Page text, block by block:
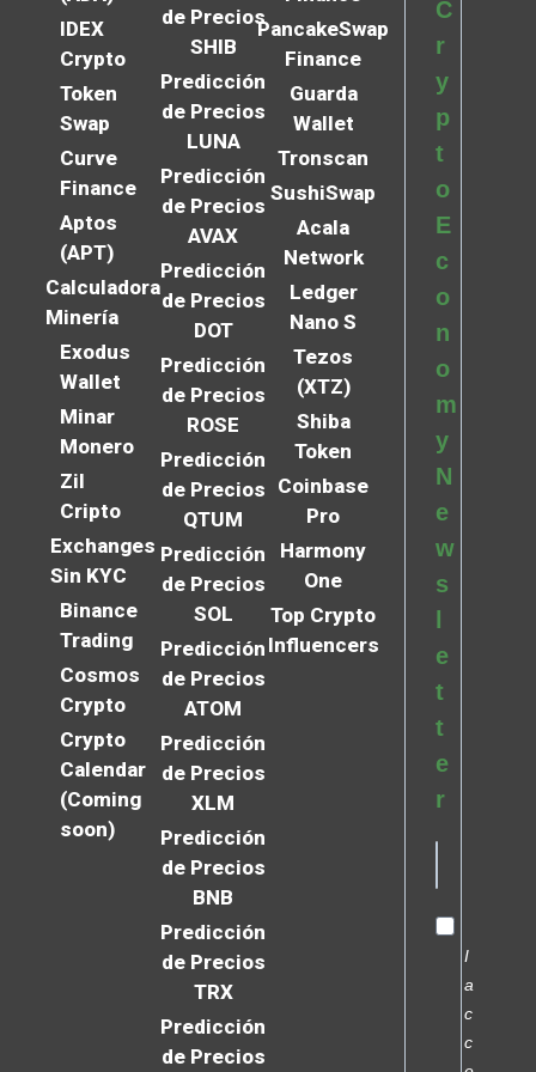
IDEX
Crypto
Token
Swap
Curve
Finance
Aptos
(APT)
Calculadora
Minería
Exodus
Wallet
Minar
Monero
Zil
Cripto
Exchanges
Sin KYC
Binance
Trading
Cosmos
Crypto
Crypto
Calendar
(Coming
soon)
de Precios
SHIB
Predicción
de Precios
LUNA
Predicción
de Precios
AVAX
Predicción
de Precios
DOT
Predicción
de Precios
ROSE
Predicción
de Precios
QTUM
Predicción
de Precios
SOL
Predicción
de Precios
ATOM
Predicción
de Precios
XLM
Predicción
de Precios
BNB
Predicción
de Precios
TRX
Predicción
de Precios
PancakeSwap
Finance
Guarda
Wallet
Tronscan
SushiSwap
Acala
Network
Ledger
Nano S
Tezos
(XTZ)
Shiba
Token
Coinbase
Pro
Harmony
One
Top Crypto
Influencers
C
r
y
p
t
o
E
c
o
n
o
m
y
N
e
w
s
e
t
t
e
r
I
a
c
c